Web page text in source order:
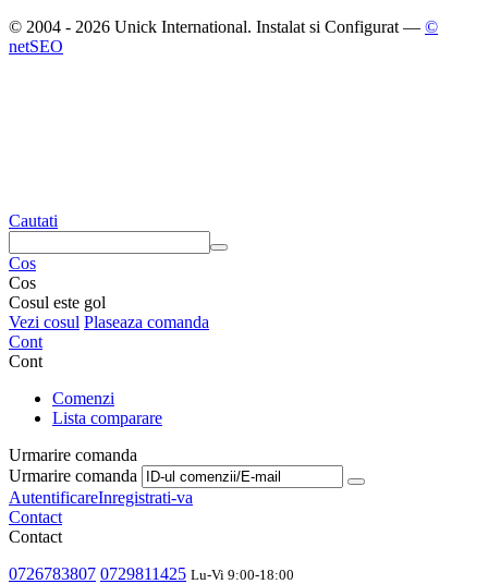
© 2004 - 2026 Unick International. Instalat si Configurat — ©
netSEO
Cautati
Cos
Cos
Cosul este gol
Vezi cosul Plaseaza comanda
Cont
Cont
Comenzi
Lista comparare
Urmarire comanda
Urmarire comanda
AutentificareInregistrati-va
Contact
Contact
0726783807 0729811425 Lu-Vi 9:00-18:00